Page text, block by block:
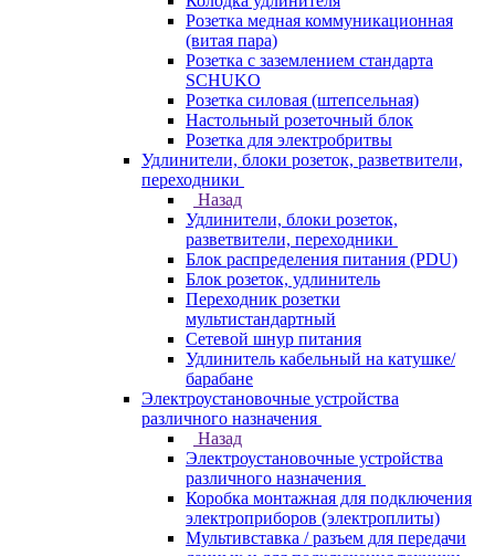
Розетка медная коммуникационная
(витая пара)
Розетка с заземлением стандарта
SCHUKO
Розетка силовая (штепсельная)
Настольный розеточный блок
Розетка для электробритвы
Удлинители, блоки розеток, разветвители,
переходники
Назад
Удлинители, блоки розеток,
разветвители, переходники
Блок распределения питания (PDU)
Блок розеток, удлинитель
Переходник розетки
мультистандартный
Сетевой шнур питания
Удлинитель кабельный на катушке/
барабане
Электроустановочные устройства
различного назначения
Назад
Электроустановочные устройства
различного назначения
Коробка монтажная для подключения
электроприборов (электроплиты)
Мультивставка / разъем для передачи